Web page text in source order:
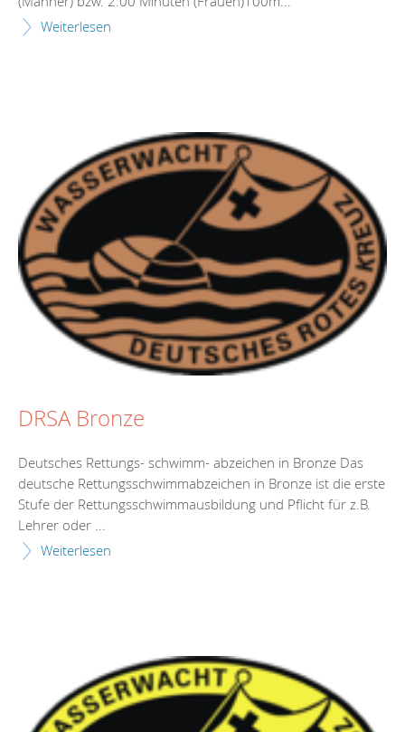
Weiterlesen
DRSA Bronze
Deutsches Rettungs- schwimm- abzeichen in Bronze Das
deutsche Rettungsschwimmabzeichen in Bronze ist die erste
Stufe der Rettungsschwimmausbildung und Pflicht für z.B.
Lehrer oder ...
Weiterlesen